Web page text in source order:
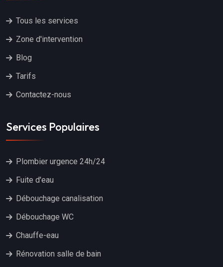
Tous les services
Zone d'intervention
Blog
Tarifs
Contactez-nous
Services Populaires
Plombier urgence 24h/24
Fuite d'eau
Débouchage canalisation
Débouchage WC
Chauffe-eau
Rénovation salle de bain